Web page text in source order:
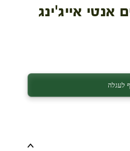
אנטי אייג'ינג
לעגלה